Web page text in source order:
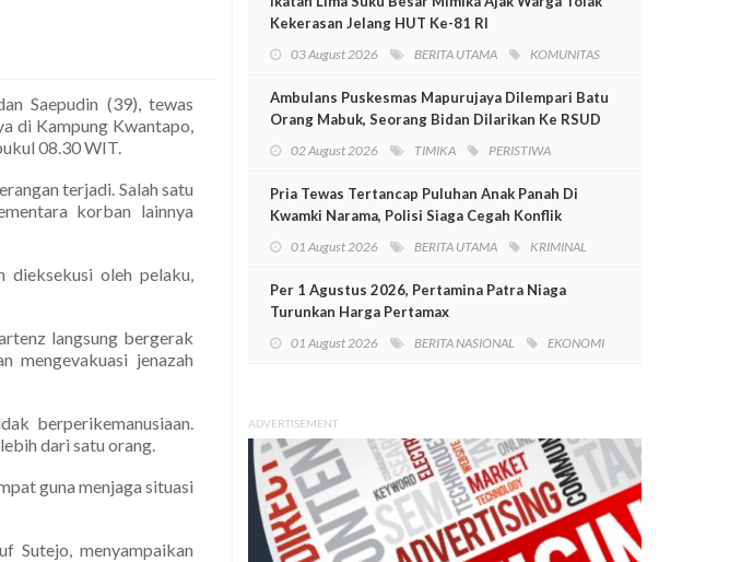
Saepudin (39), tewas
di Kampung Kwantapo,
08.30 WIT.
terjadi. Salah satu
korban lainnya
oleh pelaku,
langsung bergerak
mengevakuasi jenazah
berperikemanusiaan.
dari satu orang.
guna menjaga situasi
Sutejo, menyampaikan
Kekerasan Jelang HUT Ke-81 RI
03 August 2026 BERITA UTAMA KOMUNITAS
Ambulans Puskesmas Mapurujaya Dilempari Batu
Orang Mabuk, Seorang Bidan Dilarikan Ke RSUD
02 August 2026 TIMIKA PERISTIWA
Pria Tewas Tertancap Puluhan Anak Panah Di
Kwamki Narama, Polisi Siaga Cegah Konflik
01 August 2026 BERITA UTAMA KRIMINAL
Per 1 Agustus 2026, Pertamina Patra Niaga
Turunkan Harga Pertamax
01 August 2026 BERITA NASIONAL EKONOMI
ADVERTISEMENT